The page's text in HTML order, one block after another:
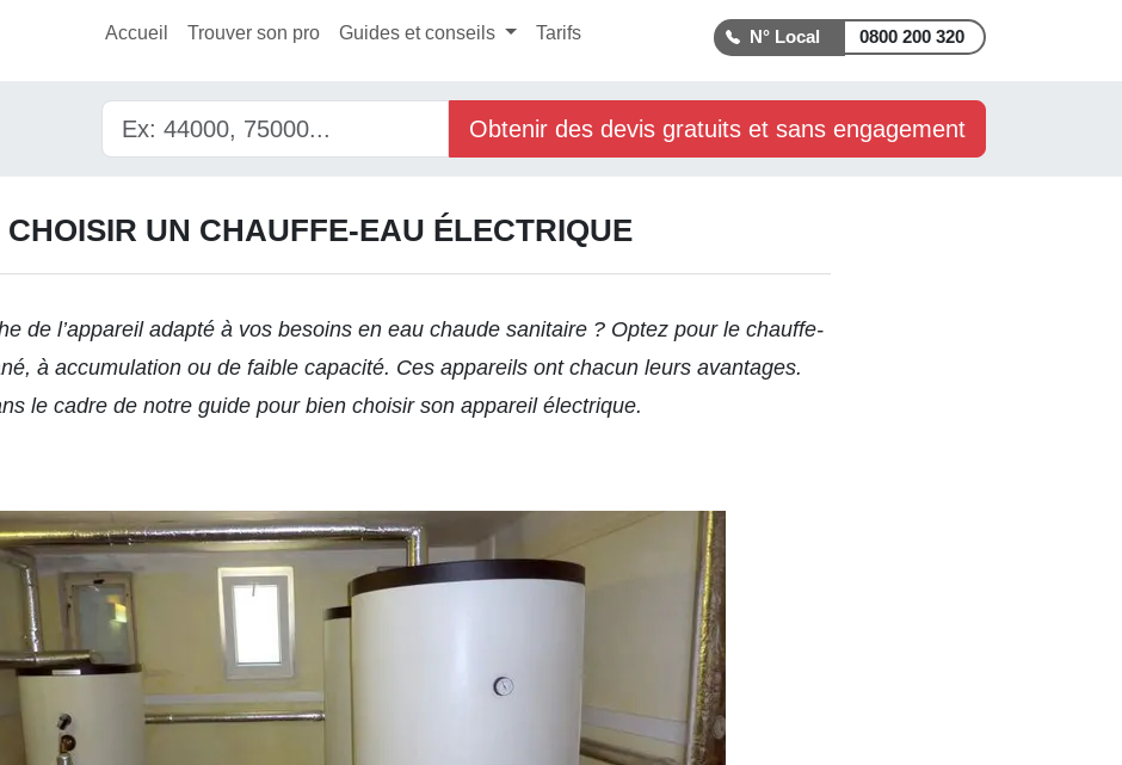
Accueil Trouver son pro Guides et conseils Tarifs 0800 200 320
Obtenir des devis gratuits et sans engagement
CHOISIR UN CHAUFFE-EAU ÉLECTRIQUE
de l’appareil adapté à vos besoins en eau chaude sanitaire ? Optez pour le chauffe-
à accumulation ou de faible capacité. Ces appareils ont chacun leurs avantages.
le cadre de notre guide pour bien choisir son appareil électrique.